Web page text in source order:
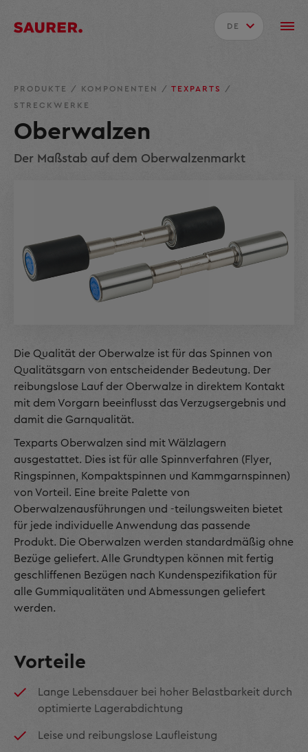
DE
PRODUKTE / KOMPONENTEN / TEXPARTS
/
STRECKWERKE
Oberwalzen
Der Maßstab auf dem Oberwalzenmarkt
Die Qualität der Oberwalze ist für das Spinnen von
Qualitätsgarn von entscheidender Bedeutung. Der
reibungslose Lauf der Oberwalze in direktem Kontakt
mit dem Vorgarn beeinflusst das Verzugsergebnis und
damit die Garnqualität.
Texparts Oberwalzen sind mit Wälzlagern
ausgestattet. Dies ist für alle Spinnverfahren (Flyer,
Ringspinnen, Kompaktspinnen und Kammgarnspinnen)
von Vorteil. Eine breite Palette von
Oberwalzenausführungen und -teilungsweiten bietet
für jede individuelle Anwendung das passende
Produkt. Die Oberwalzen werden standardmäßig ohne
Bezüge geliefert. Alle Grundtypen können mit fertig
geschliffenen Bezügen nach Kundenspezifikation für
alle Gummiqualitäten und Abmessungen geliefert
werden.
Vorteile
Lange Lebensdauer bei hoher Belastbarkeit durch
optimierte Lagerabdichtung
Leise und reibungslose Laufleistung